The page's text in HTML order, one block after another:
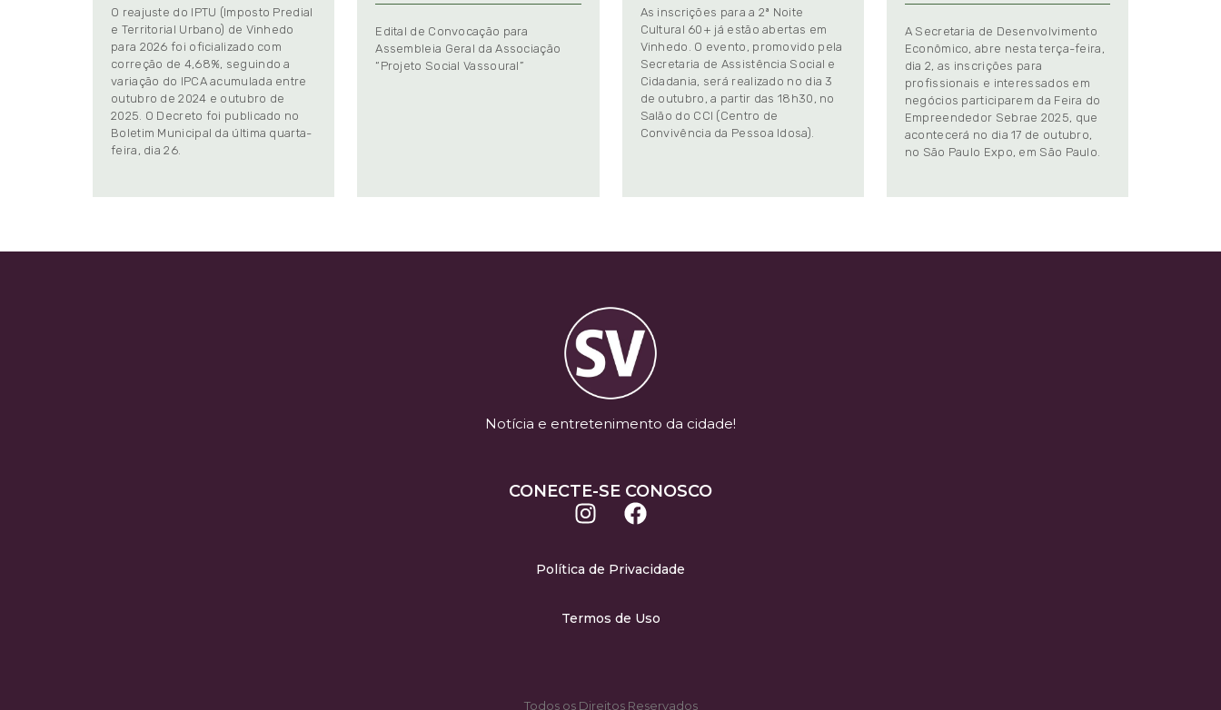
O reajuste do IPTU (Imposto Predial
e Territorial Urbano) de Vinhedo
para 2026 foi oficializado com
correção de 4,68%, seguindo a
variação do IPCA acumulada entre
outubro de 2024 e outubro de
2025. O Decreto foi publicado no
Boletim Municipal da última quarta-
feira, dia 26.
Edital de Convocação para
Assembleia Geral da Associação
“Projeto Social Vassoural”
As inscrições para a 2ª Noite
Cultural 60+ já estão abertas em
Vinhedo. O evento, promovido pela
Secretaria de Assistência Social e
Cidadania, será realizado no dia 3
de outubro, a partir das 18h30, no
Salão do CCI (Centro de
Convivência da Pessoa Idosa).
A Secretaria de Desenvolvimento
Econômico, abre nesta terça-feira,
dia 2, as inscrições para
profissionais e interessados em
negócios participarem da Feira do
Empreendedor Sebrae 2025, que
acontecerá no dia 17 de outubro,
no São Paulo Expo, em São Paulo.
Notícia e entretenimento da cidade!
CONECTE-SE CONOSCO
Política de Privacidade
Termos de Uso
Todos os Direitos Reservados